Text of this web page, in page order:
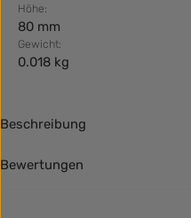
Höhe:
80 mm
Gewicht:
0.018 kg
Beschreibung
Bewertungen